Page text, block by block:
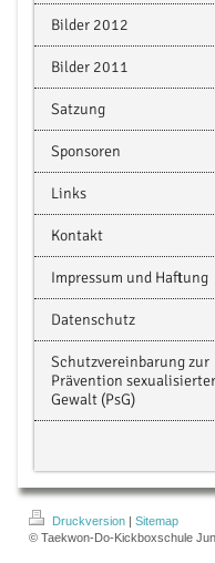
Bilder 2012
Bilder 2011
Satzung
Sponsoren
Links
Kontakt
Impressum und Haftung
Datenschutz
Schutzvereinbarung zur
Prävention sexualisierter
Gewalt (PsG)
Druckversion | Sitemap
© Taekwon-Do-Kickboxschule